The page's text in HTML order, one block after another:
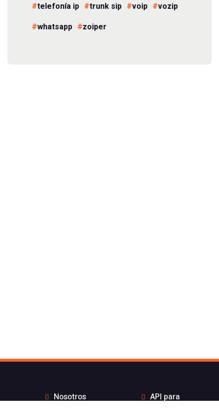
telefonía ip
trunk sip voip
vozip
whatsapp
zoiper
Nosotros
API para